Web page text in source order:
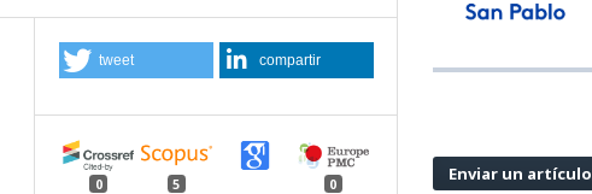
tweet compartir
0 5 0 Enviar un artículo